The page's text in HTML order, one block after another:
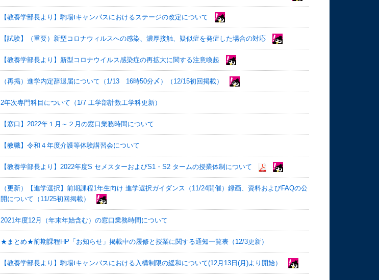
【教養学部長より】駒場Ⅰキャンパスにおけるステージの改定について
【試験】（重要）新型コロナウィルスへの感染、濃厚接触、疑似症を発症した場合の対応
【教養学部長より】新型コロナウイルス感染症の再拡大に関する注意喚起
（再掲）進学内定辞退届について（1/13 16時50分〆）（12/15初回掲載）
2年次専門科目について（1/7 工学部計数工学科更新）
【窓口】2022年１月～２月の窓口業務時間について
【教職】令和４年度介護等体験講習会について
【教養学部長より】2022年度S セメスターおよびS1・S2 タームの授業体制について
（更新）【進学選択】前期課程1年生向け 進学選択ガイダンス（11/24開催）録画、資料およびFAQの公
開について（11/25初回掲載）
2021年度12月（年末年始含む）の窓口業務時間について
★まとめ★前期課程HP「お知らせ」掲載中の履修と授業に関する通知一覧表（12/3更新）
【教養学部長より】駒場Ⅰキャンパスにおける入構制限の緩和について(12月13日(月)より開始）